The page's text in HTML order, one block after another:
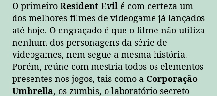
O primeiro Resident Evil é com certeza um
dos melhores filmes de videogame já lançados
até hoje. O engraçado é que o filme não utiliza
nenhum dos personagens da série de
videogames, nem segue a mesma história.
Porém, reúne com mestria todos os elementos
presentes nos jogos, tais como a Corporação
Umbrella, os zumbis, o laboratório secreto